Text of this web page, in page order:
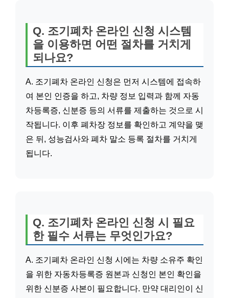
Q. 조기폐차 온라인 신청 시스템
을 이용하면 어떤 절차를 거치게
되나요?
A. 조기폐차 온라인 신청은 먼저 시스템에 접속하
여 본인 인증을 하고, 차량 정보 입력과 함께 자동
차등록증, 신분증 등의 서류를 제출하는 것으로 시
작됩니다. 이후 폐차장 정보를 확인하고 계약을 맺
은 뒤, 성능검사와 폐차 말소 등록 절차를 거치게
됩니다.
Q. 조기폐차 온라인 신청 시 필요
한 필수 서류는 무엇인가요?
A. 조기폐차 온라인 신청 시에는 차량 소유주 확인
을 위한 자동차등록증 원본과 신청인 본인 확인을
위한 신분증 사본이 필요합니다. 만약 대리인이 신